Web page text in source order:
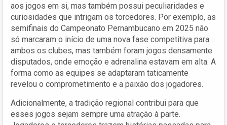
aos jogos em si, mas também possui peculiaridades e
curiosidades que intrigam os torcedores. Por exemplo, as
semifinais do Campeonato Pernambucano em 2025 não
só marcaram o início de uma nova fase competitiva para
ambos os clubes, mas também foram jogos densamente
disputados, onde emoção e adrenalina estavam em alta. A
forma como as equipes se adaptaram taticamente
revelou o comprometimento e a paixão dos jogadores.
Adicionalmente, a tradição regional contribui para que
esses jogos sejam sempre uma atração à parte.